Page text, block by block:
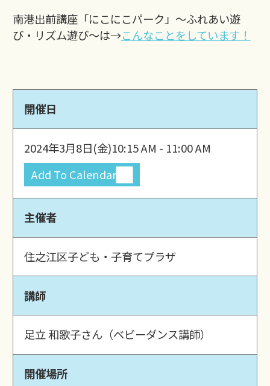
南港出前講座「にこにこパーク」～ふれあい遊
び・リズム遊び～は→こんなことをしています！
開催日
2024年3月8日(金)10:15 AM - 11:00 AM
Add To Calendar
主催者
住之江区子ども・子育てプラザ
講師
足立 和歌子さん（ベビーダンス講師）
開催場所